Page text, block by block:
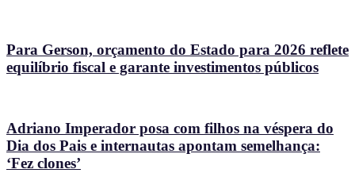
Para Gerson, orçamento do Estado para 2026 reflete
equilíbrio fiscal e garante investimentos públicos
Adriano Imperador posa com filhos na véspera do
Dia dos Pais e internautas apontam semelhança:
‘Fez clones’